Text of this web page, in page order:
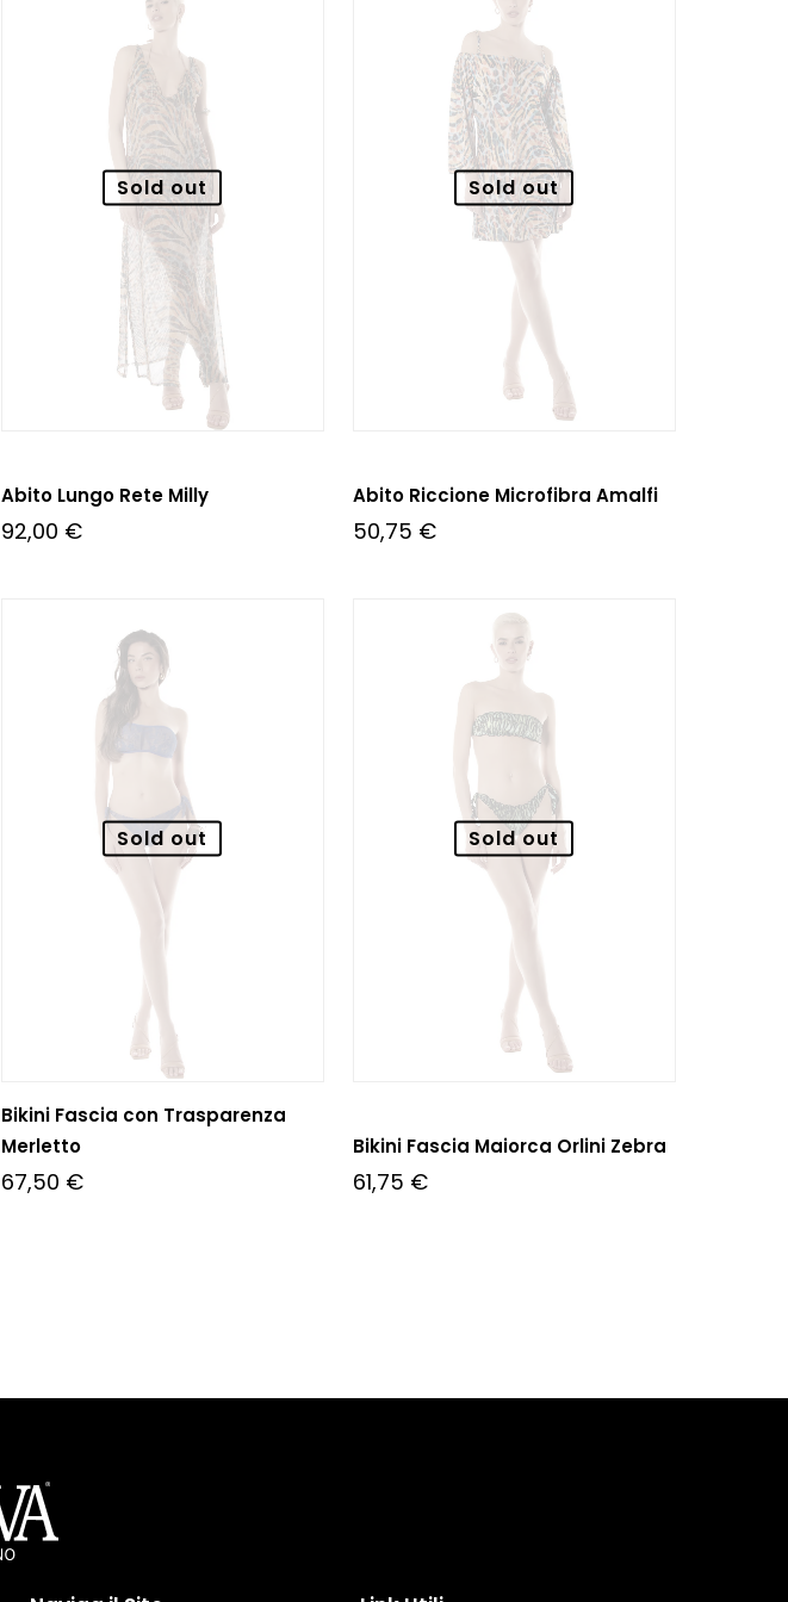
Sold out
Abito Lungo Rete Milly
92,00 €
Sold out
Abito Riccione Microfibra Amalfi
50,75 €
Sold out
Bikini Fascia con Trasparenza
Merletto
67,50 €
Sold out
Bikini Fascia Maiorca Orlini Zebra
61,75 €